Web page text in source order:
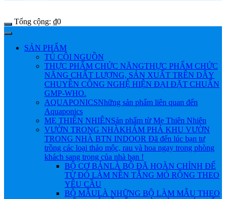
Tổng cộng: ₫0
SẢN PHẨM
TỦ CỘI NGUỒN
THỰC PHẨM CHỨC NĂNGTHỰC PHẨM CHỨC
NĂNG CHẤT LƯỢNG, SẢN XUẤT TRÊN DÂY
CHUYỀN CÔNG NGHỆ HIỆN ĐẠI ĐẶT CHUẨN
GMP-WHO.
AQUAPONICSNhững sản phẩm liên quan đến
Aquaponics
MẸ THIÊN NHIÊNSản phẩm từ Mẹ Thiên Nhiên
VƯỜN TRONG NHÀKHÁM PHÁ KHU VƯỜN
TRONG NHÀ BTN INDOOR Đã đến lúc bạn tự
trồng các loại thảo mộc, rau và hoa ngay trong phòng
khách sang trọng của nhà bạn !
BỘ CƠ BẢNLÀ BỘ ĐÃ HOÀN CHỈNH ĐỂ
TỪ ĐÓ LÀM NỀN TẲNG MỎ RỘNG THEO
YÊU CẦU
BỘ MẪULÀ NHỮNG BỘ LÀM MẪU THEO